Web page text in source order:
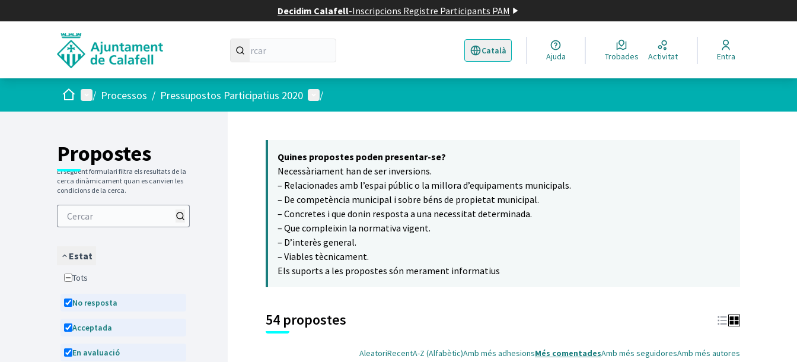
Decidim Calafell-Inscripcions Registre Participants PAM
Català
Triar la llengua Elegir el idioma
Ajuda Trobades Activitat Entra
Inici Menú principal
/ Processos / Pressupostos Participatius 2020 Menú d'usuari
/
Propostes
El següent formulari filtra els resultats de la
cerca dinàmicament quan es canvien les
condicions de la cerca.
Estat
Tots
No resposta
Acceptada
En avaluació
8
Quines propostes poden presentar-se?
Necessàriament han de ser inversions.
– Relacionades amb l’espai públic o la millora d’equipaments municipals.
– De competència municipal i sobre béns de propietat municipal.
– Concretes i que donin resposta a una necessitat determinada.
– Que compleixin la normativa vigent.
– D’interès general.
– Viables tècnicament.
Els suports a les propostes són merament informatius
54 propostes
AleatoriRecentA-Z (Alfabètic)Amb més adhesionsMés comentadesAmb més seguidoresAmb més autores